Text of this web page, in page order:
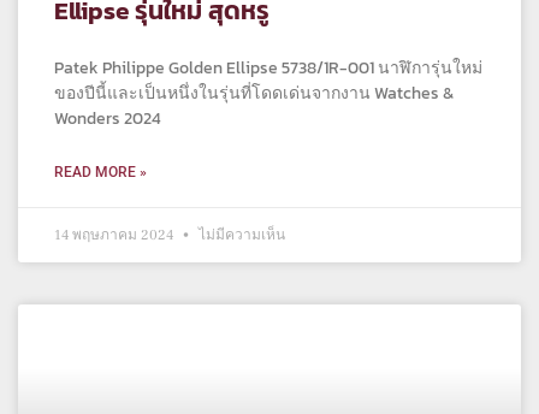
Ellipse รุ่นใหม่ สุดหรู
Patek Philippe Golden Ellipse 5738/1R-001 นาฬิการุ่นใหม่
ของปีนี้และเป็นหนึ่งในรุ่นที่โดดเด่นจากงาน Watches &
Wonders 2024
READ MORE »
14 พฤษภาคม 2024 ไม่มีความเห็น